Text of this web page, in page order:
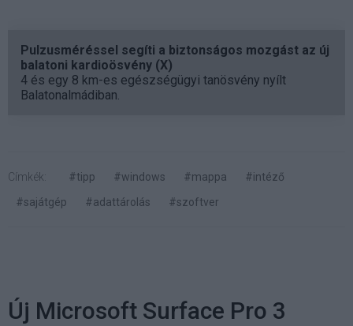
Pulzusméréssel segíti a biztonságos mozgást az új
balatoni kardioösvény (X)
4 és egy 8 km-es egészségügyi tanösvény nyílt
Balatonalmádiban.
Címkék: #tipp #windows #mappa
#intéző
#sajátgép
#adattárolás #szoftver
Új Microsoft Surface Pro 3